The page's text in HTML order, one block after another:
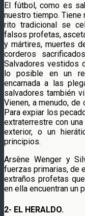
El fútbol, como es
nuestro tiempo.
rito tradicional se
falsos profetas,
y mártires, muertes
corderos
Salvadores vestidos
lo posible en un
encarnada a las
salvadores también
Vienen, a menudo, de
Para expiar los
extraterrestre con
exterior, o un
principios.
Arsène Wenger y
fuerzas primarias, de
extraños profetas
en ella encuentran un
2- EL HERALDO.